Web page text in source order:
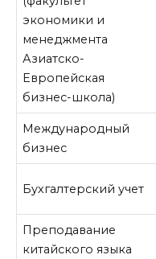
экономики и
менеджмента
Азиатско-
Европейская
бизнес-школа)
Международный
бизнес
Бухгалтерский учет
Преподавание
китайского языка